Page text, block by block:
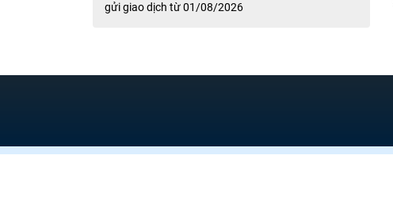
gửi giao dịch từ 01/08/2026